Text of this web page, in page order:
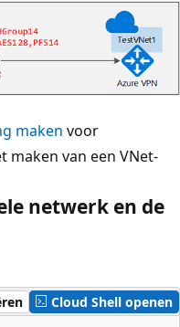
maken voor
maken van een VNet-
netwerk en de
Cloud Shell openen